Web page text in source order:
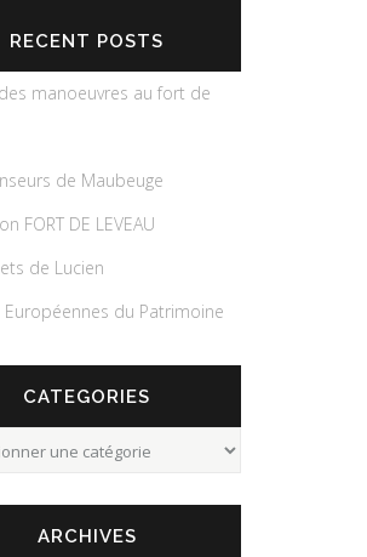
RECENT POSTS
manoeuvres au fort de
de Maubeuge
FORT DE LEVEAU
de Lucien
Européennes du Patrimoine
CATEGORIES
ARCHIVES